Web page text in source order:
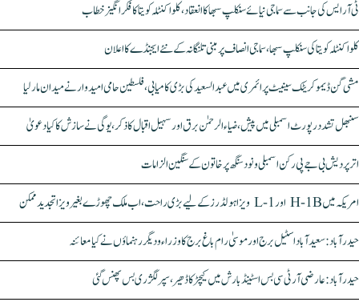
ٹی آر ایس کی جانب سے سماجی نیائے سنکلپ سبھا کا انعقاد، کلواکنٹلہ کویتا کا فکر انگیز خطاب
کلواکنٹلہ کویتا کی سنکلپ سبھا، سماجی انصاف پر مبنی تلنگانہ کے نئے ایجنڈے کا اعلان
مشی گن ڈیموکریٹک سینیٹ پرائمری میں عبدالسعید کی بڑی کامیابی، فلسطین حامی امیدوار نے میدان مار لیا
سنبھل تشدد رپورٹ اسمبلی میں پیش، ضیاء الرحمٰن برق اور سہیل اقبال کا ذکر، یوگی نے سازش کا کیا دعویٰ
اتر پردیش بی جے پی رکن اسمبلی ونود سنگھ پر خاتون کے سنگین الزامات
امریکہ میں H-1B اور L-1 ویزا ہولڈرز کے لیے بڑی راحت، اب ملک چھوڑے بغیر ویزا تجدید ممکن
حیدرآباد: سعیدآباد اسٹیل برج اور موسیٰ رام باغ برج کا وزراء و دیگر رہنماؤں نے کیا معائنہ
حیدرآباد: عارضی آر ٹی سی بس اسٹینڈ بارش میں کیچڑ کا ڈھیر، سپر لگژری بس پھنس گئی